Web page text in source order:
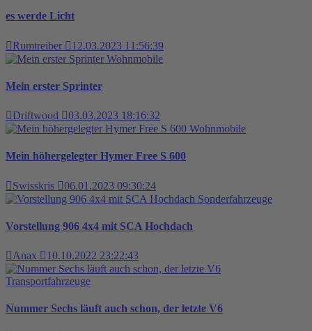
es werde Licht
Rumtreiber
12.03.2023 11:56:39
Wohnmobile
Mein erster Sprinter
Driftwood
03.03.2023 18:16:32
Wohnmobile
Mein höhergelegter Hymer Free S 600
Swisskris
06.01.2023 09:30:24
Sonderfahrzeuge
Vorstellung 906 4x4 mit SCA Hochdach
Anax 10.10.2022 23:22:43
Transportfahrzeuge
Nummer Sechs läuft auch schon, der letzte V6